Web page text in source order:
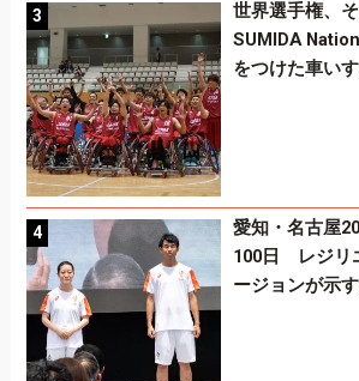
世界選手権、
SUMIDA
をつけた車い
愛知・名古屋
100日 レジリ
ージョンが示